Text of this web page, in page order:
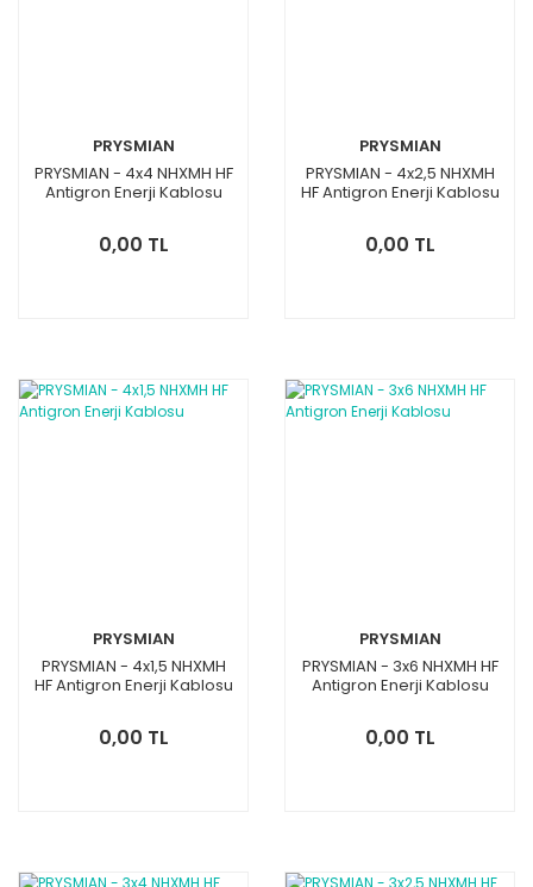
PRYSMIAN
PRYSMIAN - 4x4 NHXMH HF
Antigron Enerji Kablosu
0,00 TL
PRYSMIAN
PRYSMIAN - 4x2,5 NHXMH
HF Antigron Enerji Kablosu
0,00 TL
PRYSMIAN
PRYSMIAN - 4x1,5 NHXMH
HF Antigron Enerji Kablosu
0,00 TL
PRYSMIAN
PRYSMIAN - 3x6 NHXMH HF
Antigron Enerji Kablosu
0,00 TL